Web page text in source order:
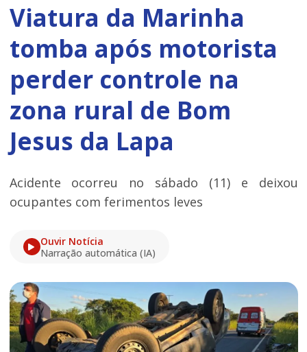
Viatura da Marinha
tomba após motorista
perder controle na
zona rural de Bom
Jesus da Lapa
Acidente ocorreu no sábado (11) e deixou
ocupantes com ferimentos leves
Ouvir Notícia
Narração automática (IA)